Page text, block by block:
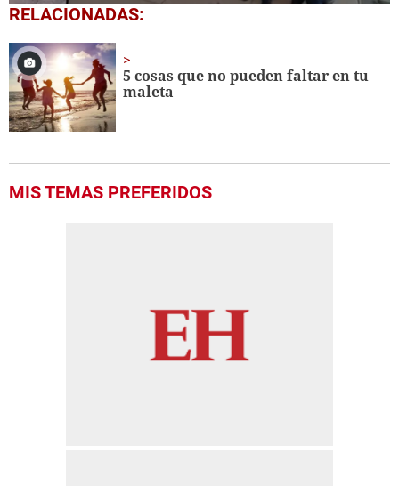
0
seconds
1
minute,
56
seconds
RELACIONADAS:
5 cosas que no pueden faltar en tu
maleta
MIS TEMAS PREFERIDOS